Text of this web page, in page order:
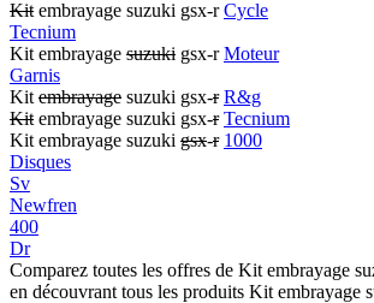
Kit embrayage suzuki gsx-r Cycle
Tecnium
Kit embrayage suzuki gsx-r Moteur
Garnis
Kit embrayage suzuki gsx-r R&g
Kit embrayage suzuki gsx-r Tecnium
Kit embrayage suzuki gsx-r 1000
Disques
Sv
Newfren
400
Dr
Comparez toutes les offres de Kit embrayage
en découvrant tous les produits Kit embrayage